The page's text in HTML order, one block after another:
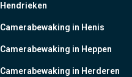
Hendrieken
Camerabewaking in Henis
Camerabewaking in Heppen
Camerabewaking in Herderen